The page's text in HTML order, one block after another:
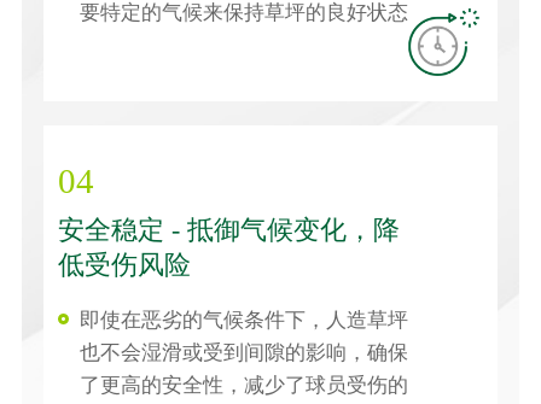
要特定的气候来保持草坪的良好状态
04
安全稳定 - 抵御气候变化，降
低受伤风险
即使在恶劣的气候条件下，人造草坪
也不会湿滑或受到间隙的影响，确保
了更高的安全性，减少了球员受伤的